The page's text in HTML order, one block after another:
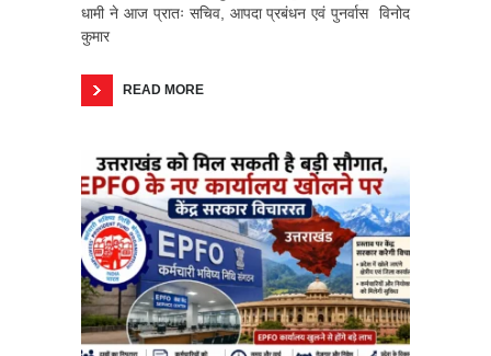
धामी ने आज प्रातः सचिव, आपदा प्रबंधन एवं पुनर्वास विनोद
कुमार
READ MORE